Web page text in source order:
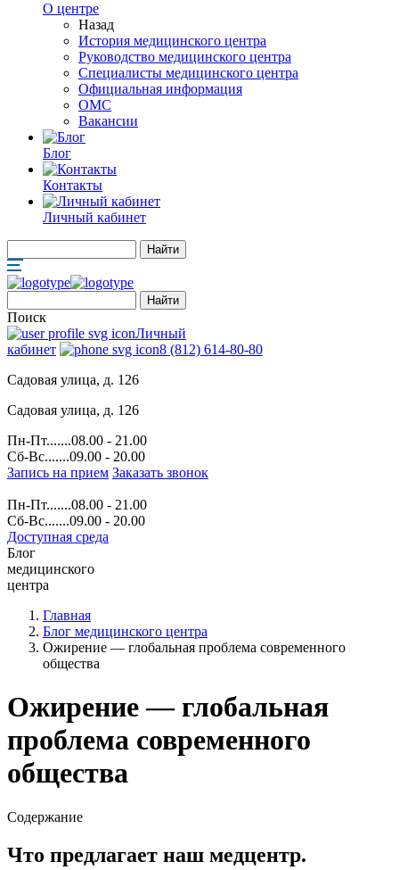
О центре
Назад
История медицинского центра
Руководство медицинского центра
Специалисты медицинского центра
Официальная информация
ОМС
Вакансии
Блог
Контакты
Личный кабинет
Поиск
Личный
кабинет
8 (812) 614-80-80
Садовая улица, д. 126
Садовая улица, д. 126
Пн-Пт.......08.00 - 21.00
Сб-Вс.......09.00 - 20.00
Запись на прием Заказать звонок
Пн-Пт.......08.00 - 21.00
Сб-Вс.......09.00 - 20.00
Доступная среда
Блог
медицинского
центра
Главная
Блог медицинского центра
Ожирение — глобальная проблема современного
общества
Ожирение — глобальная
проблема современного
общества
Содержание
Что предлагает наш медцентр.